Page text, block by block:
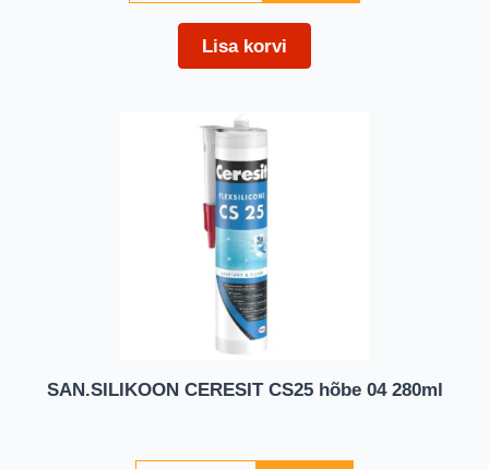
Lisa korvi
SAN.SILIKOON CERESIT CS25 hõbe 04 280ml